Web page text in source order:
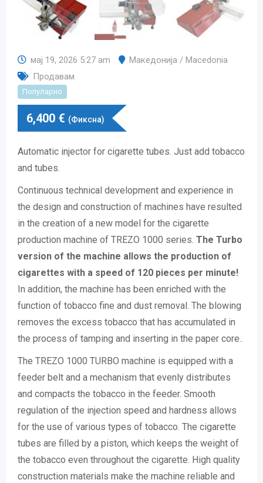
мај 19, 2026 5:27 am
Македонија / Macedonia
Продавам
Популарно
6,400 € (Фиксна)
Automatic injector for cigarette tubes. Just add tobacco
and tubes.
Continuous technical development and experience in
the design and construction of machines have resulted
in the creation of a new model for the cigarette
production machine of TREZO 1000 series. The Turbo
version of the machine allows the production of
cigarettes with a speed of 120 pieces per minute!
In addition, the machine has been enriched with the
function of tobacco fine and dust removal. The blowing
removes the excess tobacco that has accumulated in
the process of tamping and inserting in the paper core..
The TREZO 1000 TURBO machine is equipped with a
feeder belt and a mechanism that evenly distributes
and compacts the tobacco in the feeder. Smooth
regulation of the injection speed and hardness allows
for the use of various types of tobacco. The cigarette
tubes are filled by a piston, which keeps the weight of
the tobacco even throughout the cigarette. High quality
construction materials make the machine reliable and